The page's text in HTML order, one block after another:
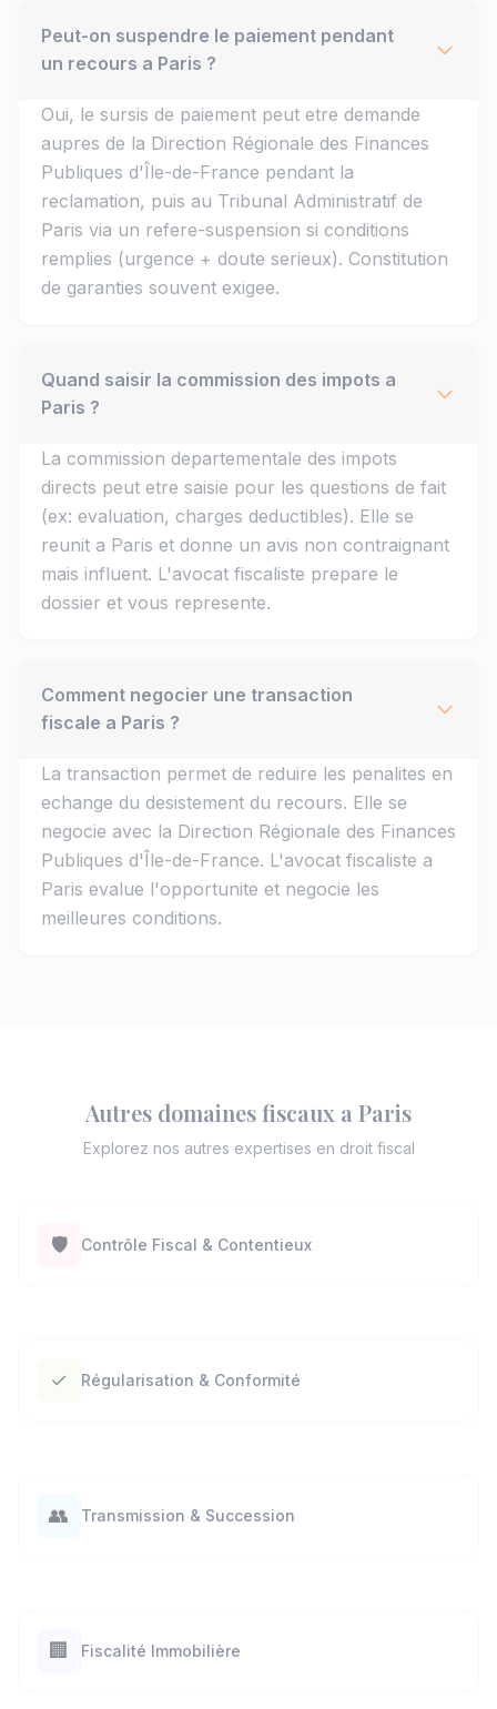
Peut-on suspendre le paiement pendant
un recours a Paris ?
Oui, le sursis de paiement peut etre demande
aupres de la Direction Régionale des Finances
Publiques d'Île-de-France pendant la
reclamation, puis au Tribunal Administratif de
Paris via un refere-suspension si conditions
remplies (urgence + doute serieux). Constitution
de garanties souvent exigee.
Quand saisir la commission des impots a
Paris ?
La commission departementale des impots
directs peut etre saisie pour les questions de fait
(ex: evaluation, charges deductibles). Elle se
reunit a Paris et donne un avis non contraignant
mais influent. L'avocat fiscaliste prepare le
dossier et vous represente.
Comment negocier une transaction
fiscale a Paris ?
La transaction permet de reduire les penalites en
echange du desistement du recours. Elle se
negocie avec la Direction Régionale des Finances
Publiques d'Île-de-France. L'avocat fiscaliste a
Paris evalue l'opportunite et negocie les
meilleures conditions.
Autres domaines fiscaux a Paris
Explorez nos autres expertises en droit fiscal
🛡️ Contrôle Fiscal & Contentieux
✓ Régularisation & Conformité
👥 Transmission & Succession
🏢 Fiscalité Immobilière